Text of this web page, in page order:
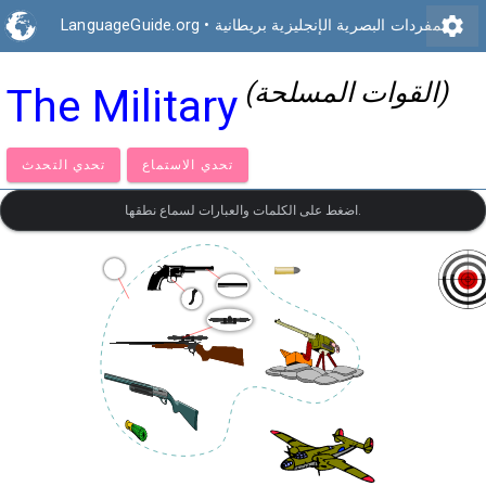
LanguageGuide.org • المفردات البصرية الإنجليزية بريطانيةsettings
The Military (القوات المسلحة)
تحدي التحدث تحدي الاستماع
اضغط على الكلمات والعبارات لسماع نطقها.